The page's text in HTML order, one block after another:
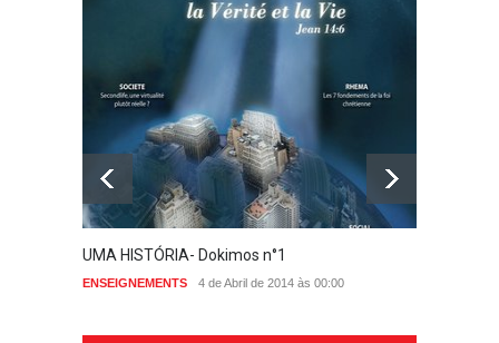
UMA HISTÓRIA- Dokimos n°1
ENSEIGNEMENTS 4 de Abril de 2014 às 00:00